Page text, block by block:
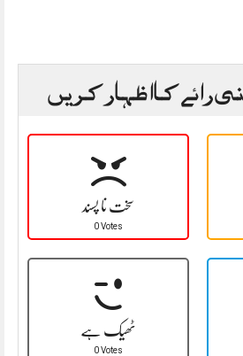
رائے کا اظہار کریں
سخت نا پسند
0 Votes
ٹھیک ہے
0 Votes